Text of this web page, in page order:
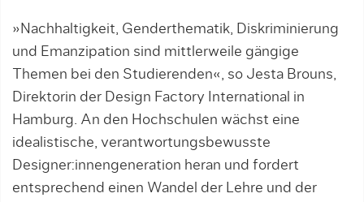
»Nachhaltigkeit, Genderthematik, Diskriminierung
und Emanzipation sind mittlerweile gängige
Themen bei den Studierenden«, so Jesta Brouns,
Di­rektorin der Design Factory International in
Hamburg. An den Hochschulen wächst eine
idealisti­sche, verantwortungsbewusste
Designer:innen­genera­tion heran und fordert
entsprechend einen Wandel der Lehre und der